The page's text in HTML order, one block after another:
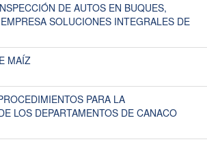
DE AUTOS EN BUQUES,
SOLUCIONES INTEGRALES DE
MAÍZ
PARA LA
LOS DEPARTAMENTOS DE CANACO